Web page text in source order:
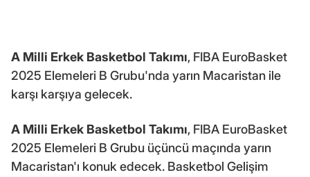
A Milli Erkek Basketbol Takımı, FIBA EuroBasket
2025 Elemeleri B Grubu'nda yarın Macaristan ile
karşı karşıya gelecek.
A Milli Erkek Basketbol Takımı, FIBA EuroBasket
2025 Elemeleri B Grubu üçüncü maçında yarın
Macaristan'ı konuk edecek. Basketbol Gelişim